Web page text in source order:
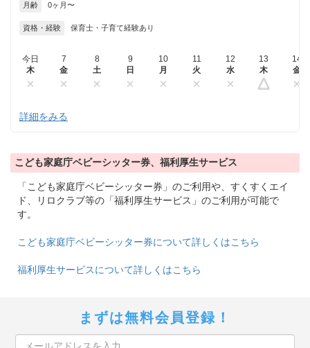
月齢 0ヶ月〜
資格・経験 保育士・子育て経験あり
今日
木
7
金
8
土
9
日
10
月
11
火
12
水
13
木
14
金
詳細をみる
こども家庭庁ベビーシッター券、福利厚生サービス
「こども家庭庁ベビーシッター券」のご利用や、すくすくエイ
ド、リロクラブ等の「福利厚生サービス」のご利用が可能で
す。
こども家庭庁ベビーシッター券について詳しくはこちら
福利厚生サービスについて詳しくはこちら
まずは無料会員登録！